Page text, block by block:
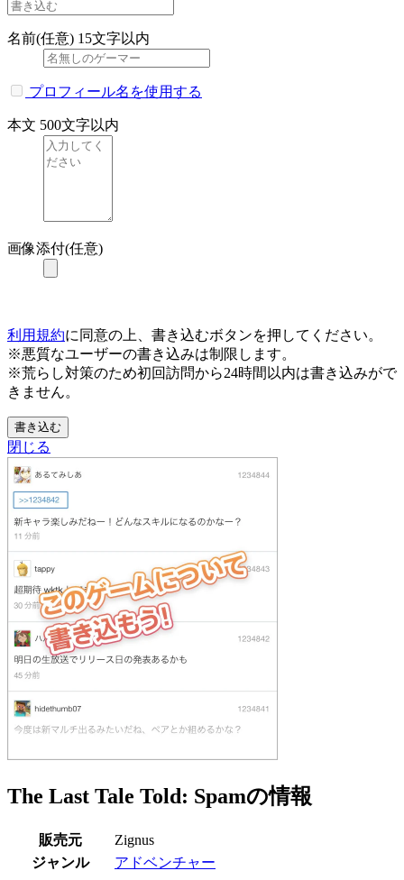
名前(任意) 15文字以内
プロフィール名を使用する
本文 500文字以内
画像添付(任意)
利用規約に同意の上、書き込むボタンを押してください。
※悪質なユーザーの書き込みは制限します。
※荒らし対策のため初回訪問から24時間以内は書き込みがで
きません。
書き込む
閉じる
The Last Tale Told: Spamの情報
販売元
Zignus
ジャンル
アドベンチャー